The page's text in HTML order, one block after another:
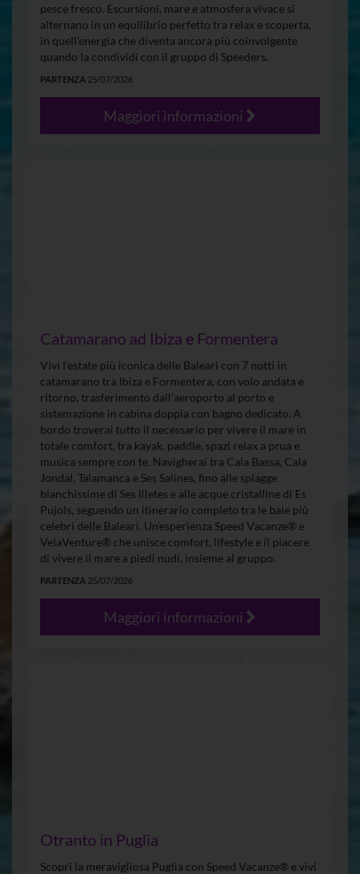
pesce fresco. Escursioni, mare e atmosfera vivace si
alternano in un equilibrio perfetto tra relax e scoperta,
in quell’energia che diventa ancora più coinvolgente
quando la condividi con il gruppo di Speeders.
PARTENZA 25/07/2026
Maggiori informazioni
Catamarano ad Ibiza e Formentera
Vivi l’estate più iconica delle Baleari con 7 notti in
catamarano tra Ibiza e Formentera, con volo andata e
ritorno, trasferimento dall’aeroporto al porto e
sistemazione in cabina doppia con bagno dedicato. A
bordo troverai tutto il necessario per vivere il mare in
totale comfort, tra kayak, paddle, spazi relax a prua e
musica sempre con te. Navigherai tra Cala Bassa, Cala
Jondal, Talamanca e Ses Salines, fino alle spiagge
bianchissime di Ses Illetes e alle acque cristalline di Es
Pujols, seguendo un itinerario completo tra le baie più
celebri delle Baleari. Un’esperienza Speed Vacanze® e
VelaVenture® che unisce comfort, lifestyle e il piacere
di vivere il mare a piedi nudi, insieme al gruppo.
PARTENZA 25/07/2026
Maggiori informazioni
Otranto in Puglia
Scopri la meravigliosa Puglia con Speed Vacanze® e vivi